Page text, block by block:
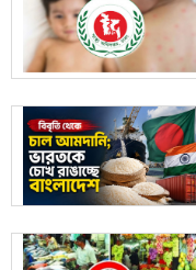
১০ মেহেরপুর
প্রতিরোধ